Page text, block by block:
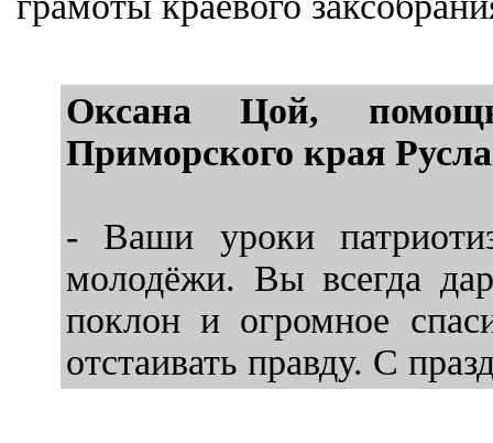
Оксана Цой,
Приморского края
- Ваши уроки
молодёжи. Вы всегда
поклон и огромное
отстаивать правду. С